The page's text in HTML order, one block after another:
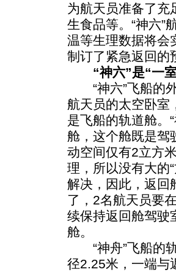
为航天员准备了充
生食品等。“神六”
温等生理数据将会
制订了紧急返回的
“神六”是“一室
“神六”飞船的外
航天员的太空卧室
是飞船的轨道舱。
舱，这个舱既是驾
动空间仅有2立方
理，所以没有大的
解决，因此，返回
了，2名航天员要
续保持返回舱驾驶
舱。
“神舟”飞船的轨
径2.25米，一端与